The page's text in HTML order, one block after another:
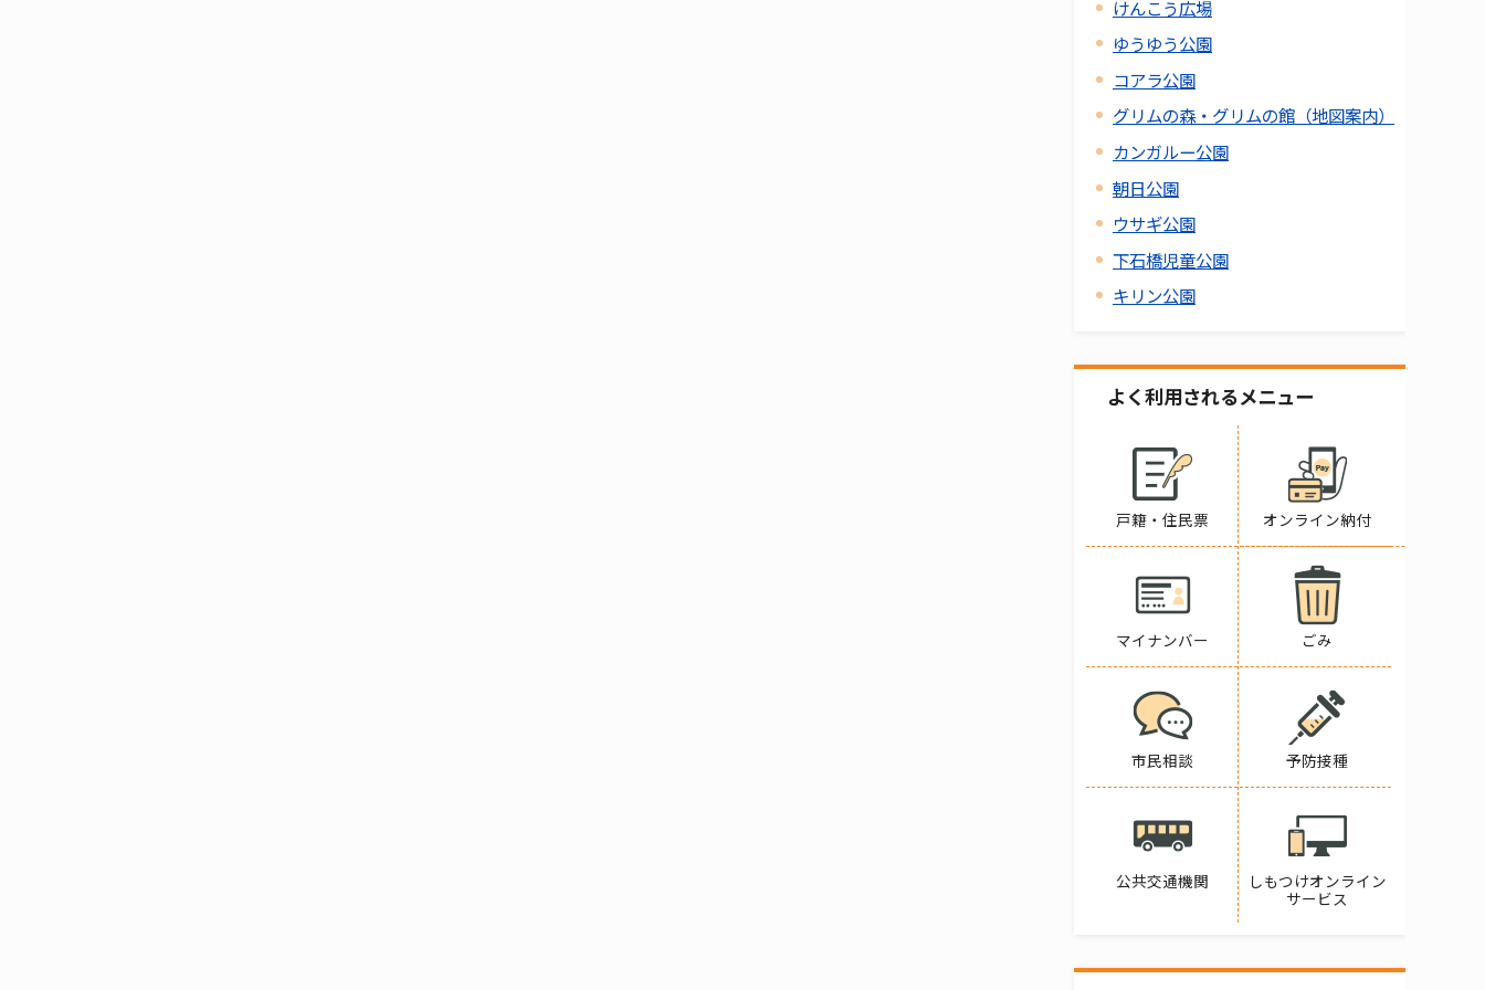
けんこう広場
ゆうゆう公園
コアラ公園
グリムの森・グリムの館（地図案内）
カンガルー公園
朝日公園
ウサギ公園
下石橋児童公園
キリン公園
よく利用されるメニュー
戸籍・住民票 オンライン納付
マイナンバー ごみ
市民相談 予防接種
公共交通機関
しもつけオンライン
サービス